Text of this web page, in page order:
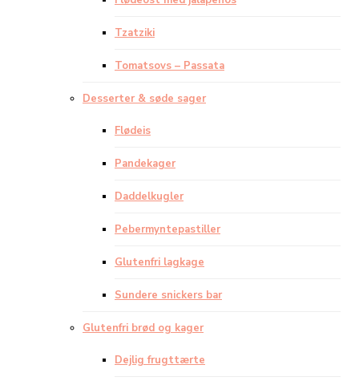
Tzatziki
Tomatsovs – Passata
Desserter & søde sager
Flødeis
Pandekager
Daddelkugler
Pebermyntepastiller
Glutenfri lagkage
Sundere snickers bar
Glutenfri brød og kager
Dejlig frugttærte